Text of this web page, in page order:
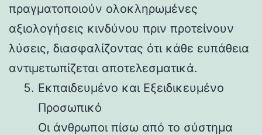
πραγματοποιούν ολοκληρωμένες
αξιολογήσεις κινδύνου πριν προτείνουν
λύσεις, διασφαλίζοντας ότι κάθε ευπάθεια
αντιμετωπίζεται αποτελεσματικά.
Εκπαιδευμένο και Εξειδικευμένο
Προσωπικό
Οι άνθρωποι πίσω από το σύστημα